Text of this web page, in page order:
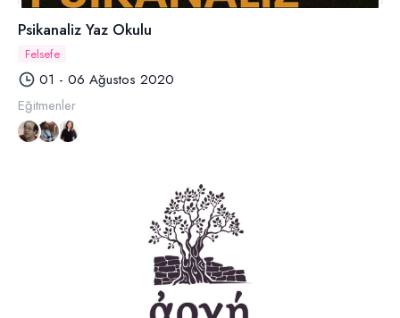
Psikanaliz Yaz Okulu
Felsefe
01 - 06 Ağustos 2020
Eğitmenler